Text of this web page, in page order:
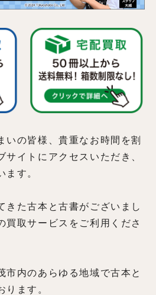
いの皆様、貴重なお時間を割
サイトにアクセスいただき、
ます。
きた古本と古書がございまし
買取サービスをご利用くださ
市内のあらゆる地域で古本と
ります。